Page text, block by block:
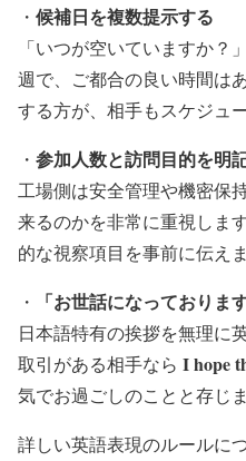
・ 候補日を複数提示する
「いつが空いていますか？
週で、ご都合の良い時間は
する方が、相手もスケジュ
・ 参加人数と訪問目的を明
工場側は安全管理や機密保
来るのかを非常に重視しま
的な視察項目を事前に伝えま
・ 「お世話になっておりま
日本語特有の挨拶を無理に
取引がある相手なら I hope
気でお過ごしのことと存じ
詳しい英語表現のルールにつ